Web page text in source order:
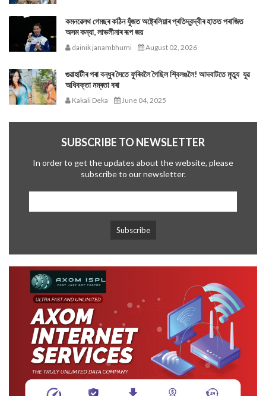
কমনৱেলথ গেমছৰ কঠিন যুঁজত অষ্ট্ৰেলিয়াৰ প্ৰতিদ্বন্দ্বীৰ হাতত পৰাজিত
অসম কন্যা, লাভলীনাৰ ৰূপ জয়
dainik janambhumi August 02, 2026
গুৱাহাটীৰ পৰা বন্ধুৰ সৈতে ফুৰিবলৈ গৈছিল শ্বিলঙলৈ! আদবাটতে মৃত্যু যুৱ
অধিবক্তা নম্ৰতা বৰা
Kakali Deka June 04, 2025
SUBSCRIBE TO NEWSLETTER
In order to get the updates about the website, please
subscribe to our newsletter.